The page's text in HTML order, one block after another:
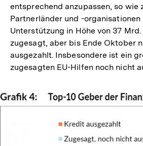
entsprechend anzupassen, so wie
Partnerländer und -organisationen
Unterstützung in Höhe von 37
zugesagt, aber bis Ende Oktober
ausgezahlt. Insbesondere ist ein
zugesagten EU-Hilfen noch nicht